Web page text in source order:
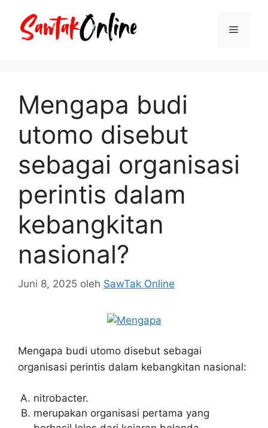
Menu
Mengapa budi
utomo disebut
sebagai organisasi
perintis dalam
kebangkitan
nasional?
Juni 8, 2025 oleh SawTak Online
Mengapa budi utomo disebut sebagai
organisasi perintis dalam kebangkitan nasional:
nitrobacter.
merupakan organisasi pertama yang